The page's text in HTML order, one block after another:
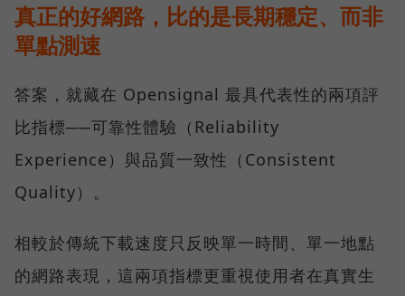
真正的好網路，比的是長期穩定、而非
單點測速
答案，就藏在 Opensignal 最具代表性的兩項評
比指標──可靠性體驗（Reliability
Experience）與品質一致性（Consistent
Quality）。
相較於傳統下載速度只反映單一時間、單一地點
的網路表現，這兩項指標更重視使用者在真實生